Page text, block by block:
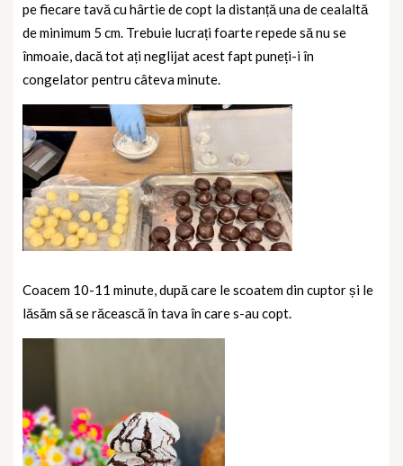
pe fiecare tavă cu hârtie de copt la distanță una de cealaltă
de minimum 5 cm. Trebuie lucrați foarte repede să nu se
înmoaie, dacă tot ați neglijat acest fapt puneți-i în
congelator pentru câteva minute.
Coacem 10-11 minute, după care le scoatem din cuptor și le
lăsăm să se răcească în tava în care s-au copt.